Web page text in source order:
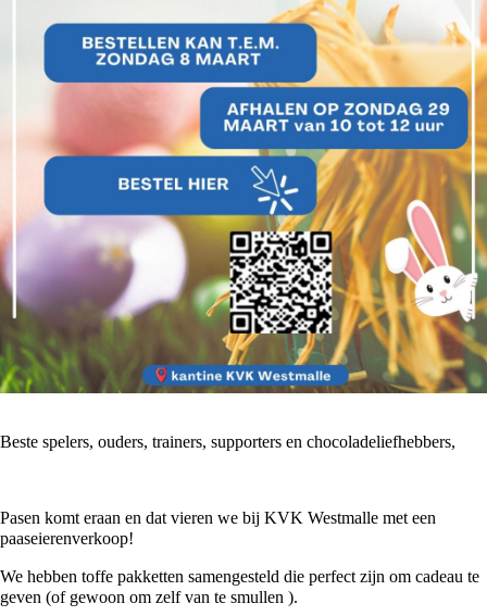
Beste spelers, ouders, trainers, supporters en chocoladeliefhebbers,
Pasen komt eraan en dat vieren we bij KVK Westmalle met een
paaseierenverkoop!
We hebben toffe pakketten samengesteld die perfect zijn om cadeau te
geven (of gewoon om zelf van te smullen ).